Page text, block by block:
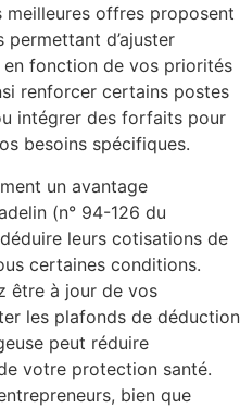
meilleures offres proposent
d’ajuster
fonction de vos priorités
renforcer certains postes
intégrer des forfaits pour
besoins spécifiques.
un avantage
(n° 94-126 du
leurs cotisations de
certaines conditions.
être à jour de vos
les plafonds de déduction
peut réduire
votre protection santé.
bien que